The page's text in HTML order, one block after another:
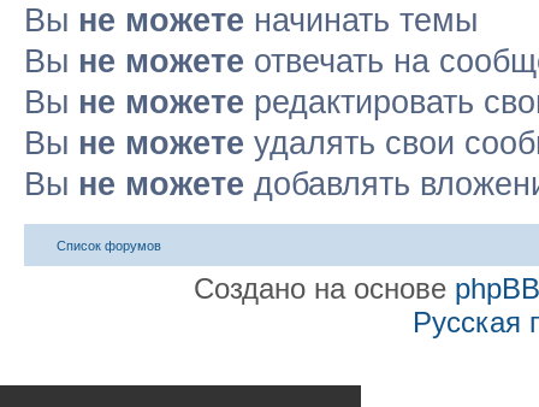
Вы не можете начинать темы
Вы не можете отвечать на
Вы не можете редактировать
Вы не можете удалять свои
Вы не можете добавлять
Список форумов
Создано на основе phpBB
Русская